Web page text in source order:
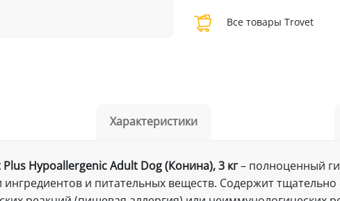
Все товары Trovet
Характеристики
Hypoallergenic Adult Dog (Конина), 3 кг– полноценный
и питательных веществ. Содержит